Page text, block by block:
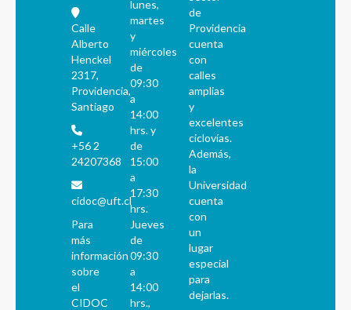
Calle
Alberto
Henckel
2317,
Providencia,
Santiago
+56 2
24207368
cidoc@uft.cl
Para
más
información
sobre
el
CIDOC
lunes,
martes
y
miércoles
de
09:30
a
14:00
hrs. y
de
15:00
a
17:30
hrs.
Jueves
de
09:30
a
14:00
hrs.,
de
Providencia
cuenta
con
calles
amplias
y
excelentes
ciclovías.
Además,
la
Universidad
cuenta
con
un
lugar
especial
para
dejarlas.